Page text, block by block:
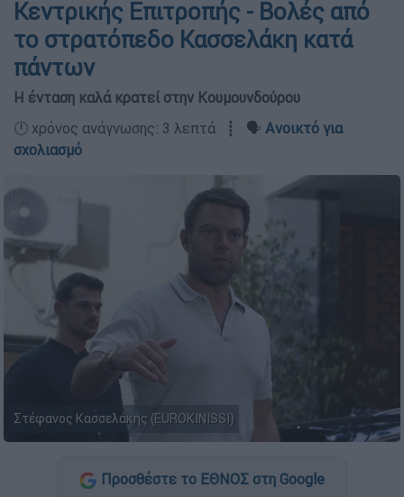
Κεντρικής Επιτροπής - Βολές από
το στρατόπεδο Κασσελάκη κατά
πάντων
Η ένταση καλά κρατεί στην Κουμουνδούρου
🕛 χρόνος ανάγνωσης: 3 λεπτά ┋ 🗣️ Ανοικτό για
σχολιασμό
Στέφανος Κασσελάκης (EUROKINISSI)
Προσθέστε το ΕΘΝΟΣ στη Google